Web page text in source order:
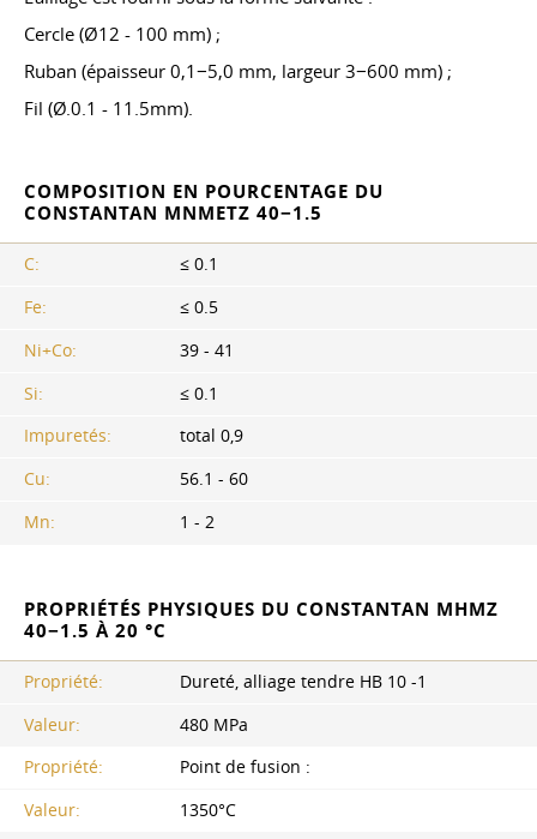
Cercle (Ø12 - 100 mm) ;
Ruban (épaisseur 0,1−5,0 mm, largeur 3−600 mm) ;
Fil (Ø.0.1 - 11.5mm).
COMPOSITION EN POURCENTAGE DU
CONSTANTAN MNMETZ 40−1.5
C:
≤ 0.1
Fe:
≤ 0.5
Ni+Co:
39 - 41
Si:
≤ 0.1
Impuretés:
total 0,9
Cu:
56.1 - 60
Mn:
1 - 2
PROPRIÉTÉS PHYSIQUES DU CONSTANTAN MHMZ
40−1.5 À 20 °C
Propriété:
Dureté, alliage tendre HB 10 -1
Valeur:
480 MPa
Propriété:
Point de fusion :
Valeur:
1350°C